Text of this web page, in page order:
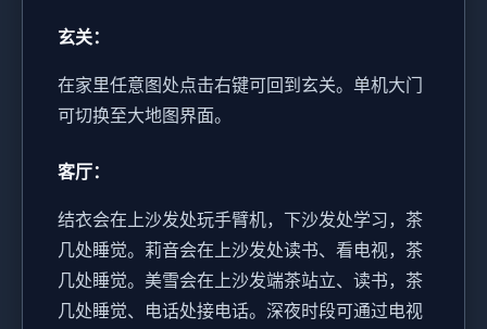
玄关：
在家里任意图处点击右键可回到玄关。 单机大门
可切换至大地图界面。
客厅：
结衣会在上沙发处玩手臂机，下沙发处学习，茶
几处睡觉。 莉音会在上沙发处读书、看电视，茶
几处睡觉。 美雪会在上沙发端茶站立、读书，茶
几处睡觉、电话处接电话。 深夜时段可通过电视